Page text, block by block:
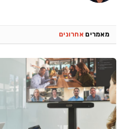
מאמרים אחרונים